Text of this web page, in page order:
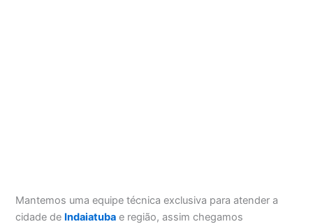
Mantemos uma equipe técnica exclusiva para atender a
cidade de Indaiatuba e região, assim chegamos